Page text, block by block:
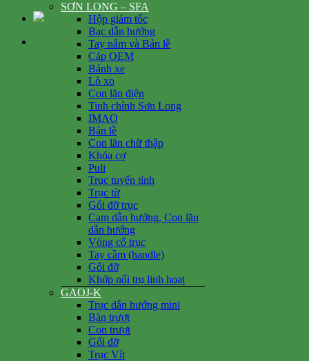
SƠN LONG – SFA
Hộp giảm tốc
Bạc dẫn hướng
Tay nắm và Bản lề
Cáp OEM
Bánh xe
Lò xo
Con lăn điện
Tinh chỉnh Sơn Long
IMAO
Bản lề
Con lăn chữ thập
Khóa cơ
Puli
Trục tuyến tính
Trục từ
Gối đỡ trục
Cam dẫn hướng, Con lăn
dẫn hướng
Vòng cổ trục
Tay cầm (handle)
Gối đỡ
Khớp nối trụ linh hoạt
GAOJ-K
Trục dẫn hướng mini
Bàn trượt
Con trượt
Gối đỡ
Trục Vít